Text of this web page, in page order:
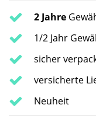
2 Jahre
1/2 Jahr
sicher
versicherte
Neuheit